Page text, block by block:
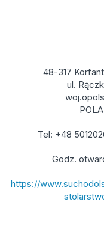
48-317
ul.
Tel: +48
Godz.
https://